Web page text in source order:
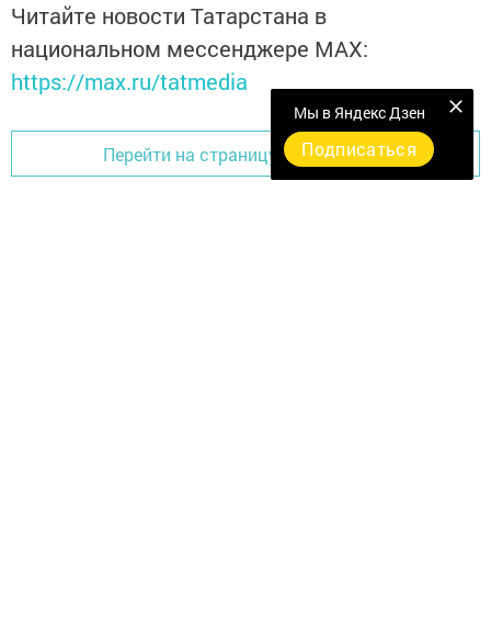
Читайте новости Татарстана в
национальном мессенджере MАХ:
https://max.ru/tatmedia
Перейти на страницу новости
Мы в Яндекс Дзен
Подписаться